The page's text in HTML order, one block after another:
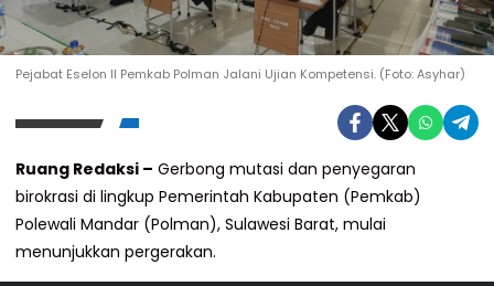
Pejabat Eselon II Pemkab Polman Jalani Ujian Kompetensi. (Foto: Asyhar)
Ruang Redaksi – Gerbong mutasi dan penyegaran
birokrasi di lingkup Pemerintah Kabupaten (Pemkab)
Polewali Mandar (Polman), Sulawesi Barat, mulai
menunjukkan pergerakan.